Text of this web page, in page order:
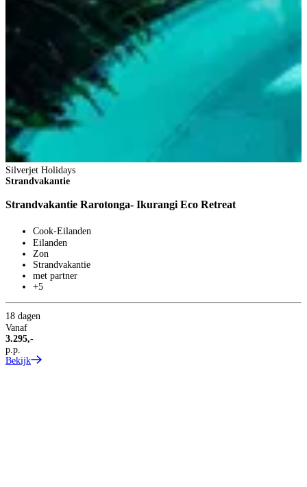
Silverjet Holidays
Strandvakantie
Strandvakantie Rarotonga- Ikurangi Eco Retreat
Cook-Eilanden
Eilanden
Zon
Strandvakantie
met partner
+5
18 dagen
Vanaf
3.295,-
p.p.
Bekijk